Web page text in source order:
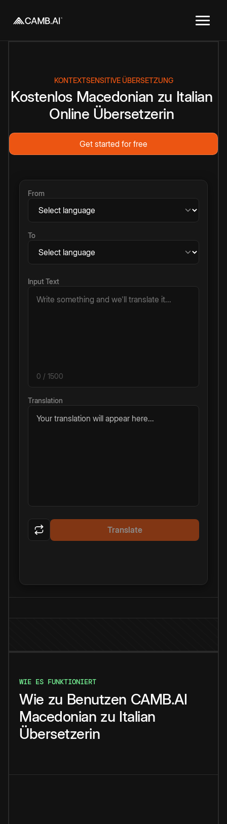
KONTEXTSENSITIVE ÜBERSETZUNG
Kostenlos Macedonian zu Italian
Online Übersetzerin
Get started for free
From
To
Input Text
0 / 1500
Translation
Your translation will appear here...
Translate
WIE ES FUNKTIONIERT
Wie zu Benutzen CAMB.AI
Macedonian zu Italian
Übersetzerin